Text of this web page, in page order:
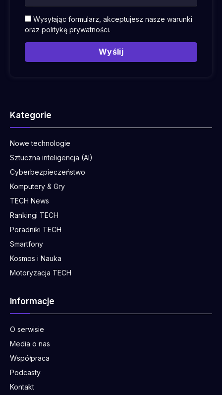
Wysyłając formularz, akceptujesz nasze warunki
oraz politykę prywatności.
Wyślij
Kategorie
Nowe technologie
Sztuczna inteligencja (AI)
Cyberbezpieczeństwo
Komputery & Gry
TECH News
Rankingi TECH
Poradniki TECH
Smartfony
Kosmos i Nauka
Motoryzacja TECH
Informacje
O serwisie
Media o nas
Współpraca
Podcasty
Kontakt